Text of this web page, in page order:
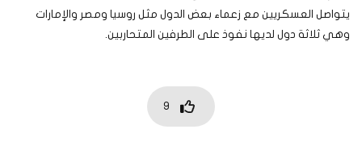
يتواصل العسكريين مع زعماء بعض الدول مثل روسيا ومصر والإمارات
وهي ثلاثة دول لديها نفوذ على الطرفين المتحاربين.
9